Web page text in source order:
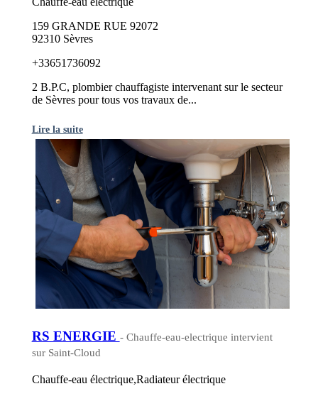
159 GRANDE RUE 92072
92310 Sèvres
+33651736092
2 B.P.C, plombier chauffagiste intervenant sur le secteur
de Sèvres pour tous vos travaux de...
Lire la suite
RS ENERGIE - Chauffe-eau-electrique intervient
sur Saint-Cloud
Chauffe-eau électrique,Radiateur électrique